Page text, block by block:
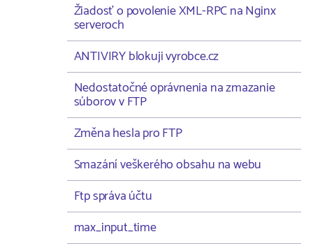
Žiadosť o povolenie XML-RPC na Nginx
serveroch
ANTIVIRY blokuji vyrobce.cz
Nedostatočné oprávnenia na zmazanie
súborov v FTP
Změna hesla pro FTP
Smazání veškerého obsahu na webu
Ftp správa účtu
max_input_time